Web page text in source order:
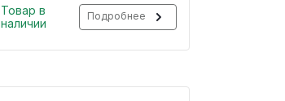
Товар в
наличии
Подробнее